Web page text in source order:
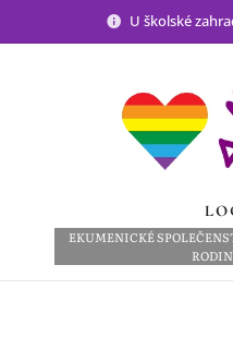
U školské
EKUMENICKÉ